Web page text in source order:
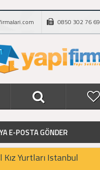
0850 302 76 69
E-POSTA GÖNDER
Kız Yurtları Istanbul